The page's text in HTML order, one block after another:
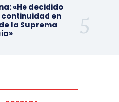
«He decidido
en
la Suprema